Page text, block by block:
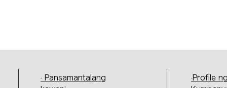
· Pansamantalang
·Profile